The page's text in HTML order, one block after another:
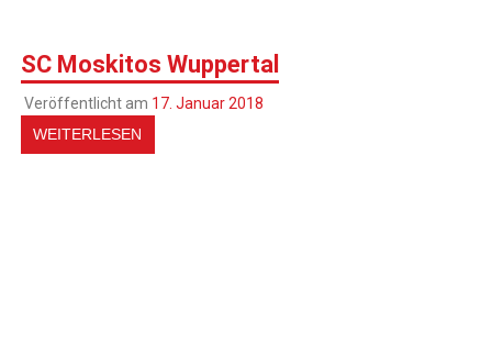
SC Moskitos Wuppertal
Veröffentlicht am 17. Januar 2018
WEITERLESEN